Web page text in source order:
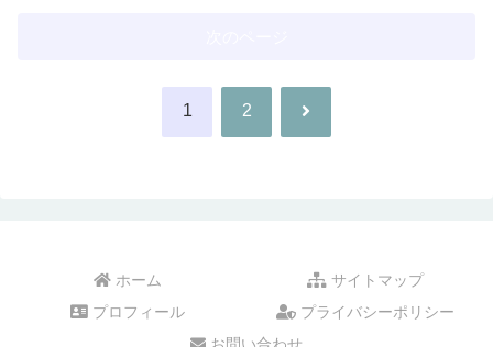
1 2 次
ホーム
サイトマップ
プロフィール
プライバシーポリシー